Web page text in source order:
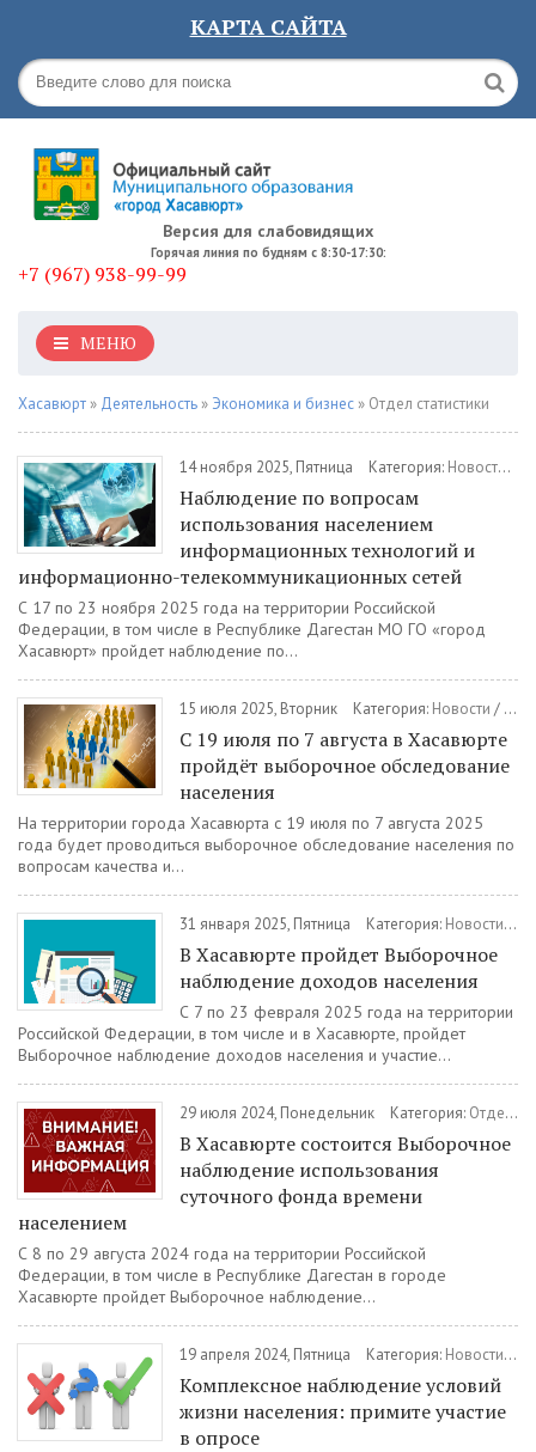
КАРТА САЙТА
Версия для слабовидящих
Горячая линия по будням с 8:30-17:30:
+7 (967) 938-99-99
МЕНЮ
Хасавюрт » Деятельность » Экономика и бизнес » Отдел статистики
14 ноября 2025, Пятница Категория: Новости /
Наблюдение по вопросам
использования населением
информационных технологий и
информационно-телекоммуникационных сетей
С 17 по 23 ноября 2025 года на территории Российской
Федерации, в том числе в Республике Дагестан МО ГО «город
Хасавюрт» пройдет наблюдение по...
15 июля 2025, Вторник Категория: Новости /
С 19 июля по 7 августа в Хасавюрте
пройдёт выборочное обследование
населения
На территории города Хасавюрта с 19 июля по 7 августа 2025
года будет проводиться выборочное обследование населения по
вопросам качества и...
31 января 2025, Пятница Категория: Новости/
В Хасавюрте пройдет Выборочное
наблюдение доходов населения
С 7 по 23 февраля 2025 года на территории
Российской Федерации, в том числе и в Хасавюрте, пройдет
Выборочное наблюдение доходов населения и участие...
29 июля 2024, Понедельник Категория: Отдел статистики
В Хасавюрте состоится Выборочное
наблюдение использования
суточного фонда времени
населением
С 8 по 29 августа 2024 года на территории Российской
Федерации, в том числе в Республике Дагестан в городе
Хасавюрте пройдет Выборочное наблюдение...
19 апреля 2024, Пятница Категория: Новости/
Комплексное наблюдение условий
жизни населения: примите участие
в опросе